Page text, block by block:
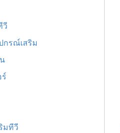
วี
กรณ์เสริม
ร์
มทีวี